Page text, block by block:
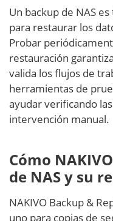
Un backup de NAS
para restaurar los
Probar
restauración
valida los flujos de
herramientas de
ayudar verificando
intervención manual.
Cómo
de NAS y su
NAKIVO Backup &
uno para copias de